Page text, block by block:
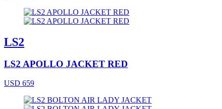
LS2
LS2 APOLLO JACKET RED
USD 659